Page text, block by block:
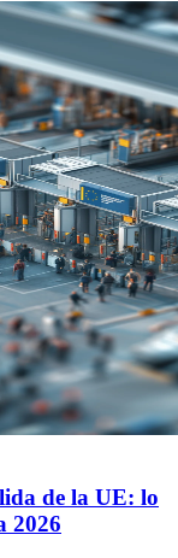
de la UE: lo
2026